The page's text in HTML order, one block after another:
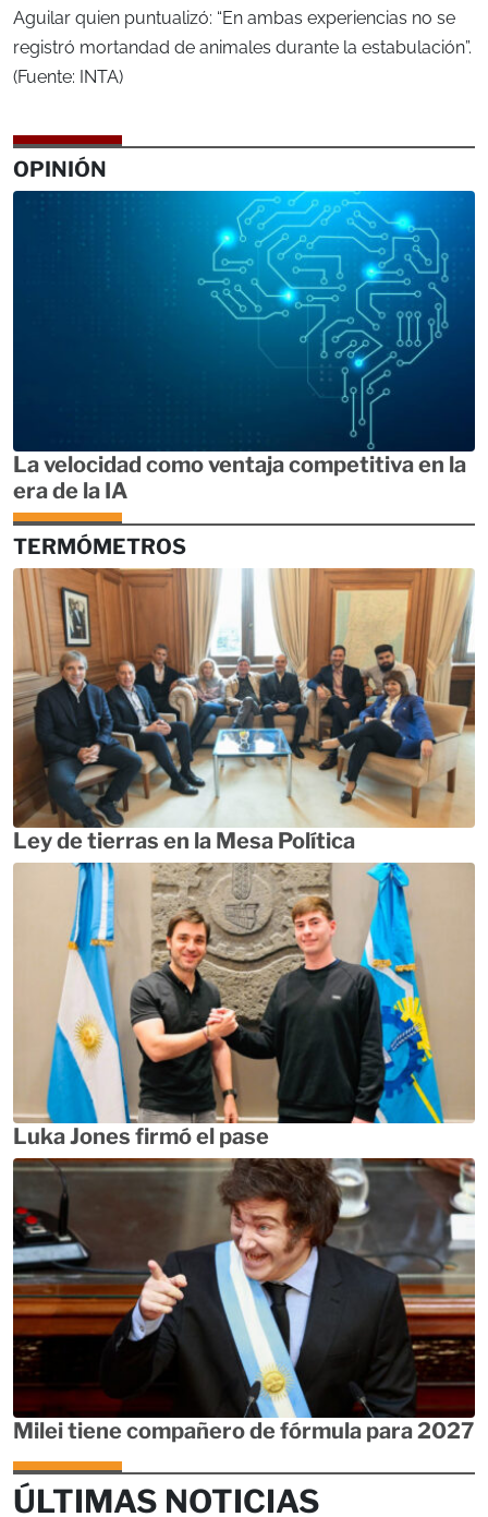
Aguilar quien puntualizó: “En ambas experiencias no se
registró mortandad de animales durante la estabulación”.
(Fuente: INTA)
OPINIÓN
La velocidad como ventaja competitiva en la
era de la IA
TERMÓMETROS
Ley de tierras en la Mesa Política
Luka Jones firmó el pase
Milei tiene compañero de fórmula para 2027
ÚLTIMAS NOTICIAS